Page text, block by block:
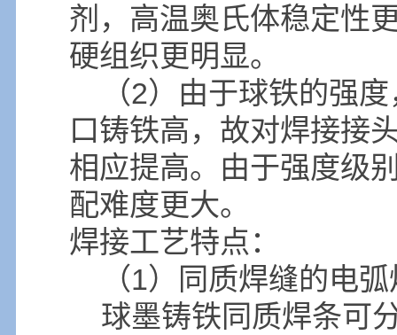
剂，高温奥氏体稳定性
硬组织更明显。
（2）由于球铁的强度
口铸铁高，故对焊接接
相应提高。由于强度级
配难度更大。
焊接工艺特点：
（1）同质焊缝的电弧
球墨铸铁同质焊条可